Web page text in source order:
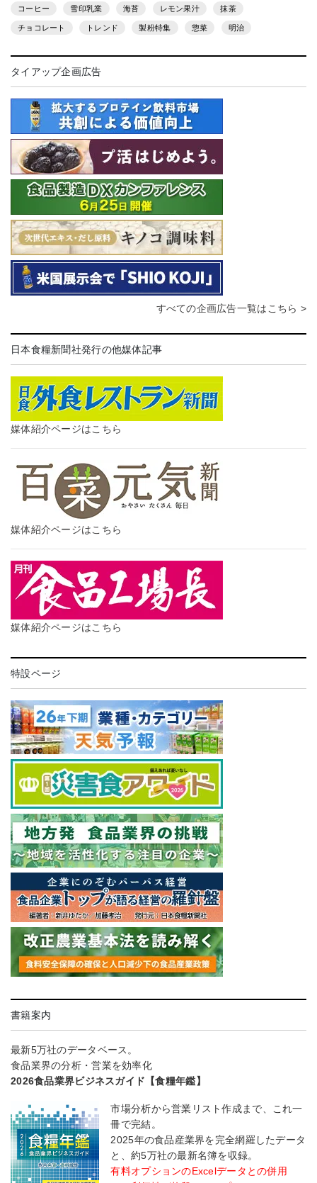
コーヒー 雪印乳業 海苔 レモン果汁 抹茶
チョコレート トレンド 製粉特集 惣菜 明治
タイアップ企画広告
すべての企画広告一覧はこちら >
日本食糧新聞社発行の他媒体記事
媒体紹介ページはこちら
媒体紹介ページはこちら
媒体紹介ページはこちら
特設ページ
書籍案内
最新5万社のデータベース。
食品業界の分析・営業を効率化
2026食品業界ビジネスガイド【食糧年鑑】
市場分析から営業リスト作成まで、これ一
冊で完結。
2025年の食品産業界を完全網羅したデータ
と、約5万社の最新名簿を収録。
有料オプションのExcelデータとの併用